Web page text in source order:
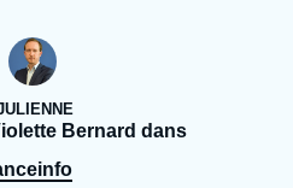
connecterBernard dans